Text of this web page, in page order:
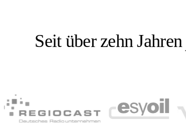
Seit über zehn Jahren